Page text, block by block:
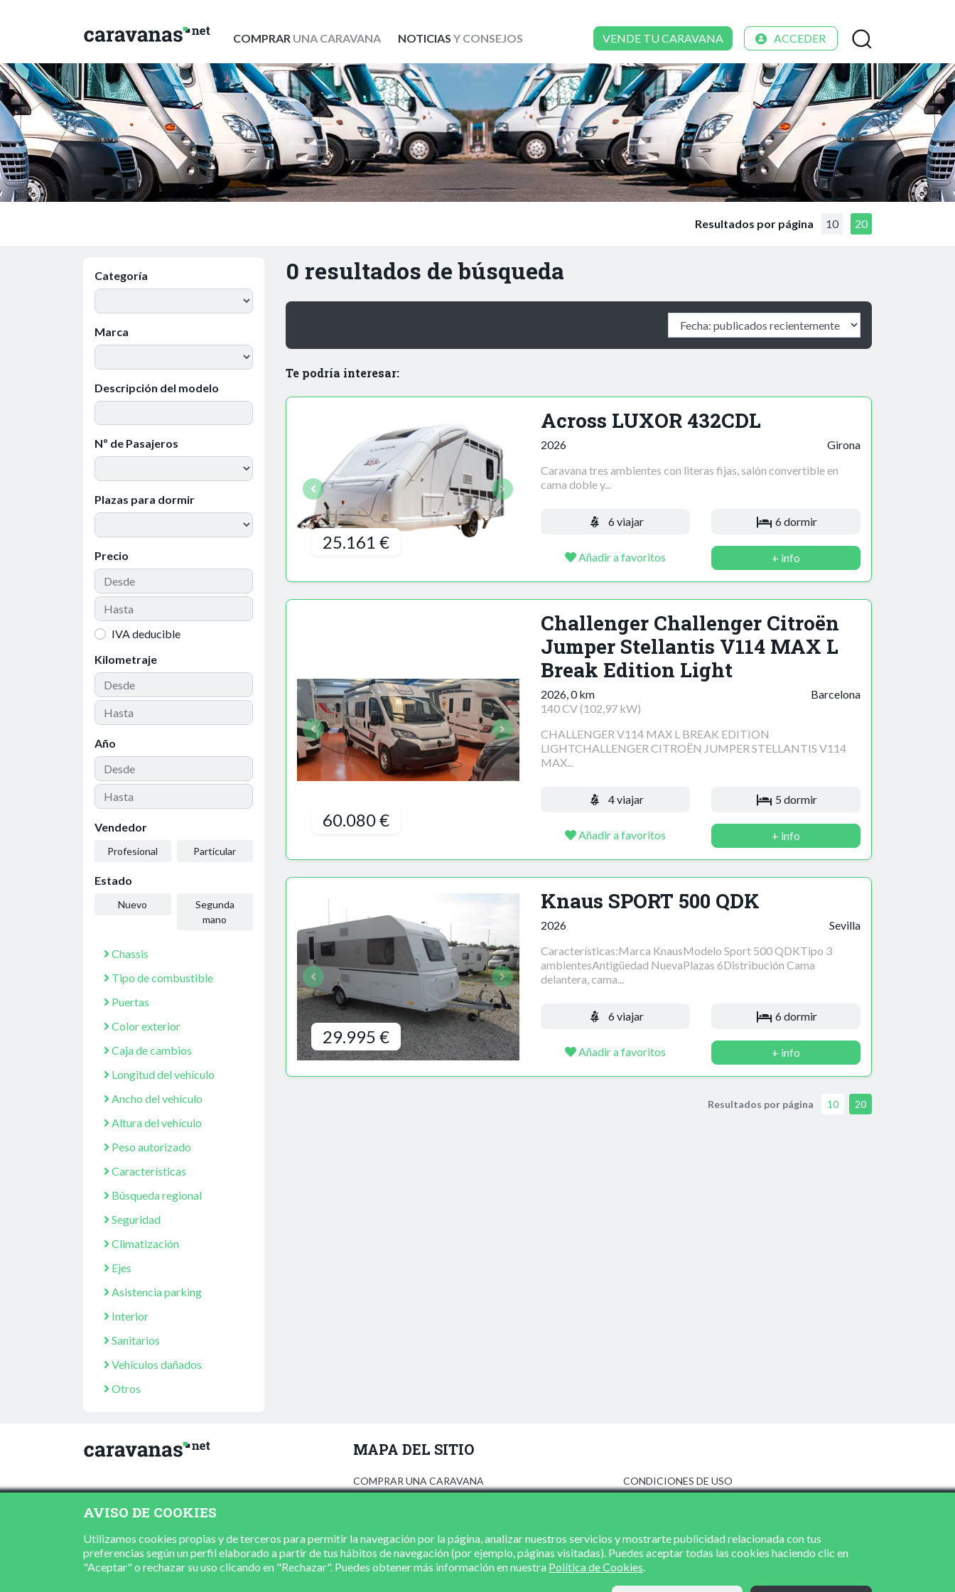
COMPRARUNA CARAVANA NOTICIAS Y CONSEJOS VENDE TU CARAVANA ACCEDER
Resultados por página 10 20
Categoría
Marca
Descripción del modelo
Nº de Pasajeros
Plazas para dormir
Precio
IVA deducible
Kilometraje
Año
Vendedor
Profesional Particular
Estado
Nuevo
Segunda
mano
Chassis
Tipo de combustible
Puertas
Color exterior
Caja de cambios
Longitud del vehículo
Ancho del vehículo
Altura del vehículo
Peso autorizado
Características
Búsqueda regional
Seguridad
Climatización
Ejes
Asistencia parking
Interior
Sanitarios
Vehículos dañados
Otros
0 resultados de búsqueda
Te podría interesar:
25.161 €
Across LUXOR 432CDL
2026
Girona
Caravana tres ambientes con literas fijas, salón convertible en
cama doble y...
6 viajar 6 dormir
Añadir a favoritos + info
60.080 €
Challenger Challenger Citroën
Jumper Stellantis V114 MAX L
Break Edition Light
2026, 0 km
140 CV (102,97 kW)
Barcelona
CHALLENGER V114 MAX L BREAK EDITION
LIGHTCHALLENGER CITROËN JUMPER STELLANTIS V114
MAX...
4 viajar 5 dormir
Añadir a favoritos + info
29.995 €
Knaus SPORT 500 QDK
2026
Sevilla
Características:Marca KnausModelo Sport 500 QDKTipo 3
ambientesAntigüedad NuevaPlazas 6Distribución Cama
delantera, cama...
6 viajar 6 dormir
Añadir a favoritos + info
Resultados por página 10 20
MAPA DEL SITIO
COMPRAR UNA CARAVANA
CONCESIONARIOS
CONTACTO
CONDICIONES DE USO
POLÍTICA DE COOKIES
AVISO DE COOKIES
Utilizamos cookies propias y de terceros para permitir la navegación por la página, analizar nuestros servicios y mostrarte publicidad relacionada con tus
preferencias según un perfil elaborado a partir de tus hábitos de navegación (por ejemplo, páginas visitadas). Puedes aceptar todas las cookies haciendo clic en
"Aceptar" o rechazar su uso clicando en "Rechazar". Puedes obtener más información en nuestra Política de Cookies.